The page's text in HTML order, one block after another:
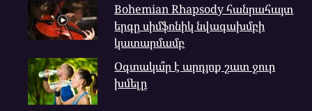
Bohemian Rhapsody հանրահայտ
երգը սիմֆոնիկ նվագախմբի
կատարմամբ
Օգտակա՞ր է արդյոք շատ ջուր
խմելը